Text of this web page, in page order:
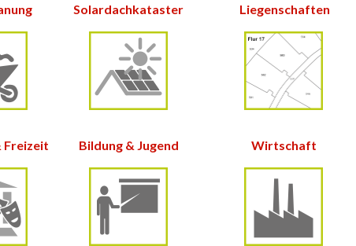
Solardachkataster Liegenschaften
Freizeit Bildung & Jugend Wirtschaft